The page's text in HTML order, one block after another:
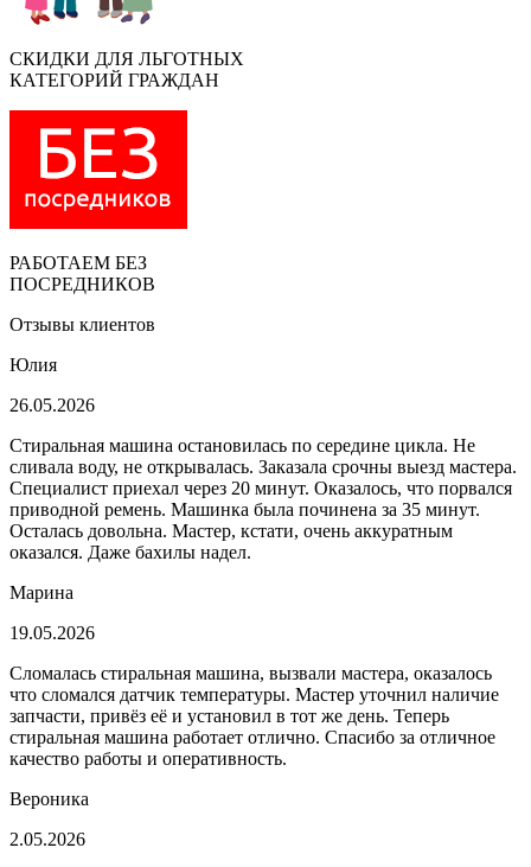
СКИДКИ ДЛЯ ЛЬГОТНЫХ
КАТЕГОРИЙ ГРАЖДАН
РАБОТАЕМ БЕЗ
ПОСРЕДНИКОВ
Отзывы клиентов
Юлия
26.05.2026
Стиральная машина остановилась по середине цикла. Не
сливала воду, не открывалась. Заказала срочны выезд мастера.
Специалист приехал через 20 минут. Оказалось, что порвался
приводной ремень. Машинка была починена за 35 минут.
Осталась довольна. Мастер, кстати, очень аккуратным
оказался. Даже бахилы надел.
Марина
19.05.2026
Сломалась стиральная машина, вызвали мастера, оказалось
что сломался датчик температуры. Мастер уточнил наличие
запчасти, привёз её и установил в тот же день. Теперь
стиральная машина работает отлично. Спасибо за отличное
качество работы и оперативность.
Вероника
2.05.2026